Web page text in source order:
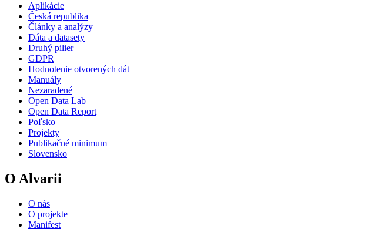
Aplikácie
Česká republika
Články a analýzy
Dáta a datasety
Druhý pilier
GDPR
Hodnotenie otvorených dát
Manuály
Nezaradené
Open Data Lab
Open Data Report
Poľsko
Projekty
Publikačné minimum
Slovensko
O Alvarii
O nás
O projekte
Manifest